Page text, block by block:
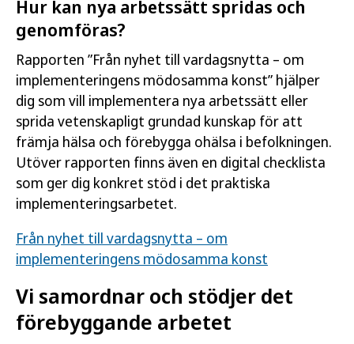
Hur kan nya arbetssätt spridas och
genomföras?
Rapporten ”Från nyhet till vardagsnytta – om
implementeringens mödosamma konst” hjälper
dig som vill implementera nya arbetssätt eller
sprida vetenskapligt grundad kunskap för att
främja hälsa och förebygga ohälsa i befolkningen.
Utöver rapporten finns även en digital checklista
som ger dig konkret stöd i det praktiska
implementeringsarbetet.
Från nyhet till vardagsnytta – om
implementeringens mödosamma konst
Vi samordnar och stödjer det
förebyggande arbetet